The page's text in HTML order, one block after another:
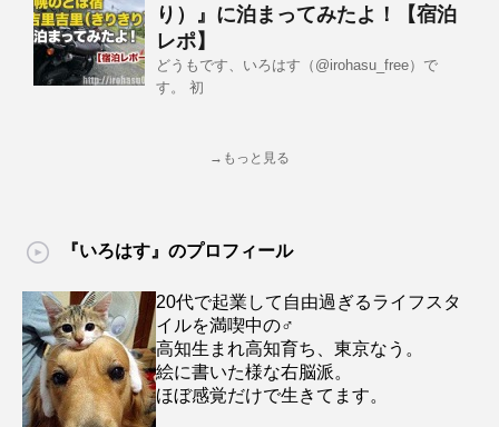
り）』に泊まってみたよ！【宿泊
レポ】
どうもです、いろはす（@irohasu_free）で
す。 初
→もっと見る
『いろはす』のプロフィール
20代で起業して自由過ぎるライフスタ
イルを満喫中の♂
高知生まれ高知育ち、東京なう。
絵に書いた様な右脳派。
ほぼ感覚だけで生きてます。